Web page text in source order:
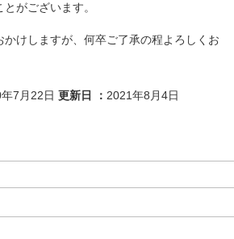
がございます。
けしますが、何卒ご了承の程よろしくお
7月22日 更新日 2021年8月4日